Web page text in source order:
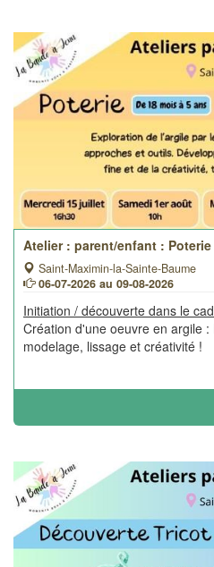
Atelier : parent/enfant :
Saint-Maximin-la-Sainte-Baume
06-07-2026 au 09-08-2026
Initiation / découverte dans le
Création d'une oeuvre en argile
modelage, lissage et créativité !